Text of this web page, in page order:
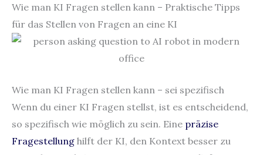
Wie man KI Fragen stellen kann – Praktische Tipps
für das Stellen von Fragen an eine KI
Wie man KI Fragen stellen kann – sei spezifisch
Wenn du einer KI Fragen stellst, ist es entscheidend,
so spezifisch wie möglich zu sein. Eine präzise
Fragestellung hilft der KI, den Kontext besser zu